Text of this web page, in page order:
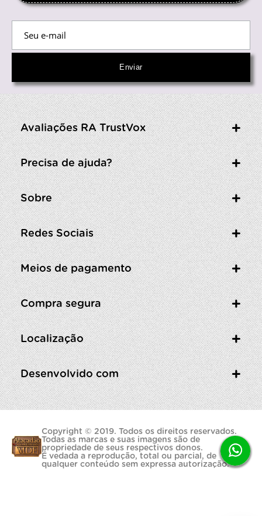
Avaliações RA TrustVox
Precisa de ajuda?
Sobre
Redes Sociais
Meios de pagamento
Compra segura
Localização
Desenvolvido com
Copyright © 2019. Todos os direitos reservados.
Todas as marcas e suas imagens são de
propriedade de seus respectivos donos.
É vedada a reprodução, total ou parcial, de
qualquer conteúdo sem expressa autorização.